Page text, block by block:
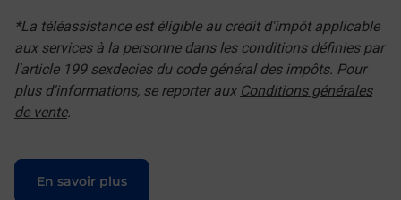
*La téléassistance est éligible au crédit d'impôt applicable
aux services à la personne dans les conditions définies par
l'article 199 sexdecies du code général des impôts. Pour
plus d'informations, se reporter aux Conditions générales
de vente.
En savoir plus
Le lien s'ouvre dans un nouvel onglet